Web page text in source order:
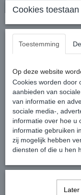
In winkelwagen
Cookies
Toestemming
Op deze website
Cookies worden door
aanbieden van
van informatie en
sociale media-,
informatie over hoe u
informatie gebruiken
zij mogelijk hebben
diensten of die u hen